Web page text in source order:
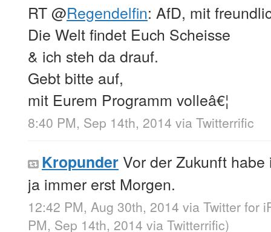
RT@Regendelfin: AfD, mit
Die Welt findet Euch Scheisse
& ich steh da drauf.
Gebt bitte auf,
mit Eurem Programm volleâ€¦
8:40 PM, Sep 14th, 2014 via Twitterrific
Kropunder Vor der Zukunft
ja immer erst Morgen.
12:42 PM, Aug 30th, 2014 via Twitter for
PM, Sep 14th, 2014 via Twitterrific)